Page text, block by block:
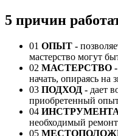
5 причин
01 ОПЫТ -
мастерство могут
02 МАСТЕРСТВО -
начать, опираясь на
03 ПОДХОД - дает
приобретенный
04
необходимый
05